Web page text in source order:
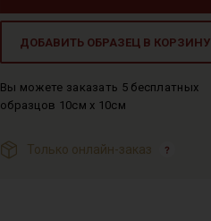
ДОБАВИТЬ ОБРАЗЕЦ В КОРЗИНУ
Вы можете заказать 5 бесплатных
образцов 10см x 10см
Только онлайн-заказ